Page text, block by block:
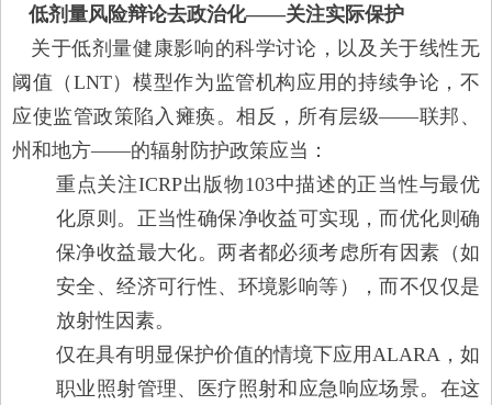
低剂量风险辩论去政治化——关注实际保护
关于低剂量健康影响的科学讨论，以及关于线性无
阈值（LNT）模型作为监管机构应用的持续争论，不
应使监管政策陷入瘫痪。相反，所有层级——联邦、
州和地方——的辐射防护政策应当：
重点关注ICRP出版物103中描述的正当性与最优
化原则。正当性确保净收益可实现，而优化则确
保净收益最大化。两者都必须考虑所有因素（如
安全、经济可行性、环境影响等），而不仅仅是
放射性因素。
仅在具有明显保护价值的情境下应用ALARA，如
职业照射管理、医疗照射和应急响应场景。在这